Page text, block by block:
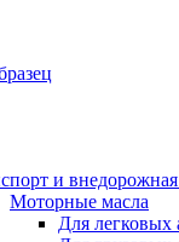
и
Моторные масла
Для легковых